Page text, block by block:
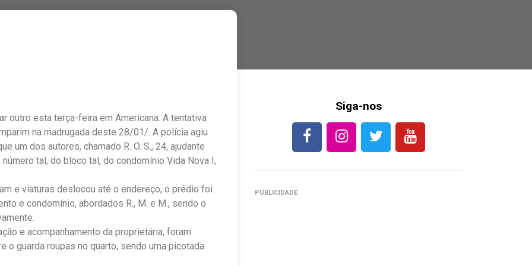
outro esta terça-feira em Americana. A tentativa
na madrugada deste 28/01/. A polícia agiu
um dos autores, chamado R. O. S., 24, ajudante
tal, do bloco tal, do condomínio Vida Nova I,
e viaturas deslocou até o endereço, o prédio foi
e condomínio, abordados R., M. e M., sendo o
e acompanhamento da proprietária, foram
o guarda roupas no quarto, sendo uma picotada
Siga-nos
PUBLICIDADE